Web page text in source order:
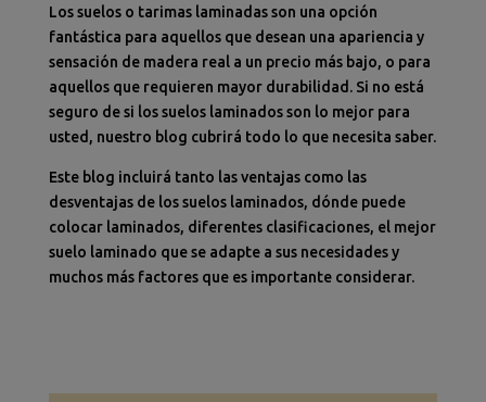
Los suelos o tarimas laminadas son una opción
fantástica para aquellos que desean una apariencia y
sensación de madera real a un precio más bajo, o para
aquellos que requieren mayor durabilidad. Si no está
seguro de si los suelos laminados son lo mejor para
usted, nuestro blog cubrirá todo lo que necesita saber.
Este blog incluirá tanto las ventajas como las
desventajas de los suelos laminados, dónde puede
colocar laminados, diferentes clasificaciones, el mejor
suelo laminado que se adapte a sus necesidades y
muchos más factores que es importante considerar.